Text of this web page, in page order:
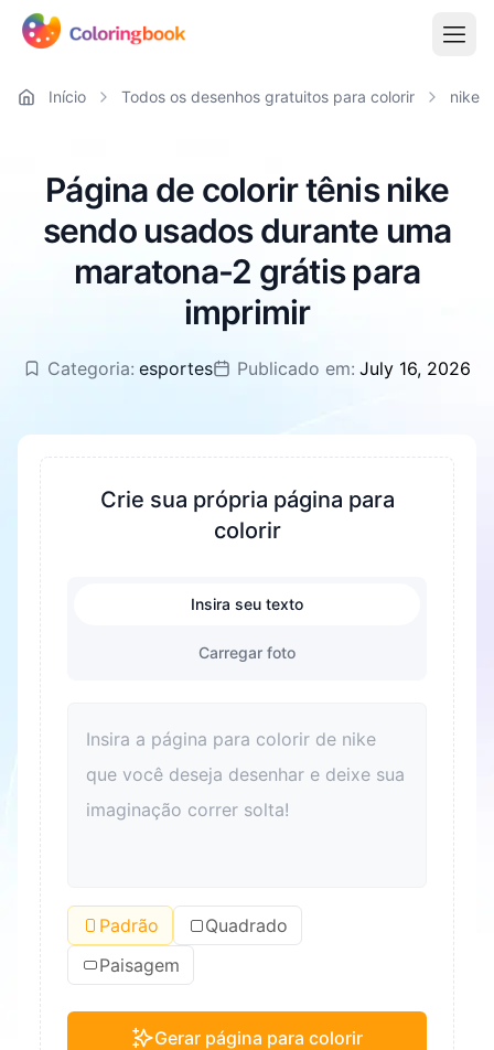
Início Todos os desenhos gratuitos para colorir nike
Página de colorir tênis nike
sendo usados durante uma
maratona-2 grátis para
imprimir
Categoria: esportes Publicado em: July 16, 2026
Crie sua própria página para
colorir
Insira seu texto
Carregar foto
Padrão
Quadrado
Paisagem
Gerar página para colorir